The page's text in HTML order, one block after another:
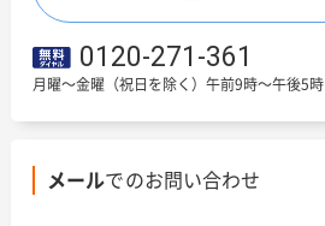
0120-271-361
月曜～金曜（祝日を除く）午前9時～午後5時
メールでのお問い合わせ